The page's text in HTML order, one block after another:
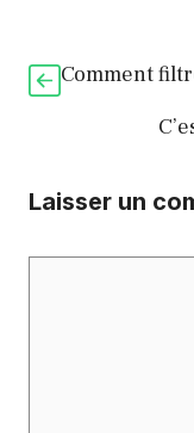
Comment
Laisser un